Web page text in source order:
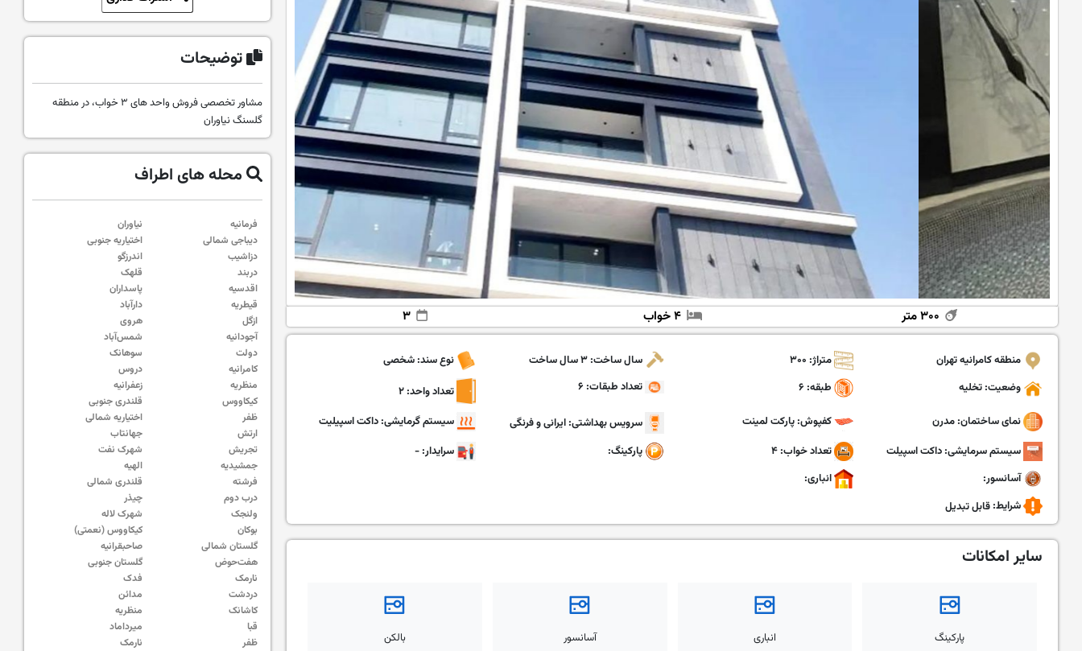
۳۰۰ متر ۴ خواب ۳
منطقه کامرانیه تهران متراژ: ۳۰۰ سال ساخت: ۳ سال ساخت
نوع سند: شخصی
وضعیت: تخلیه
طبقه: ۶ تعداد طبقات: ۶
تعداد واحد: ۲
نمای ساختمان: مدرن
کفپوش: پارکت لمینت سرویس بهداشتی: ایرانی و فرنگی
سیستم گرمایشی: داکت اسپیلیت
سیستم سرمایشی: داکت اسپیلت
تعداد خواب: ۴ پارکینگ:
سرایدار: -
آسانسور:
انباری:
شرایط:قابل تبدیل
سایر امکانات
پارکینگ انباری آسانسور بالکن
توضیحات
مشاور تخصصی فروش واحد های ۳ خواب، در منطقه
گلسنگ نیاوران
محله های اطراف
فرمانیه
نیاوران
دیباجی شمالی
اختیاریه جنوبی
دزاشیب
اندرزگو
دربند
قلهک
اقدسیه
پاسداران
قیطریه
دارآباد
ازگل
هروی
آجودانیه
شمس‌آباد
دولت
سوهانک
کامرانیه
دروس
منظریه
زعفرانیه
کیکاووس
قلندری جنوبی
ظفر
اختیاریه شمالی
ارتش
جهانتاب
تجریش
شهرک نفت
جمشیدیه
الهیه
فرشته
قلندری شمالی
درب دوم
چیذر
ولنجک
شهرک لاله
بوکان
کیکاووس (نعمتی)
گلستان شمالی
صاحبقرانیه
هفت‌حوض
گلستان جنوبی
نارمک
فدک
دردشت
مدائن
کاشانک
منظریه
قبا
میرداماد
ظفر
نارمک